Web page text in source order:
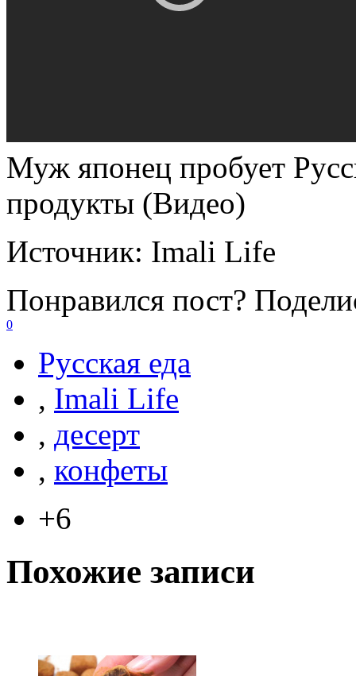
Муж японец пробует
продукты (Видео)
Источник: Imali Life
Понравился пост?
0
Русская еда
, Imali Life
, десерт
, конфеты
+6
Похожие записи